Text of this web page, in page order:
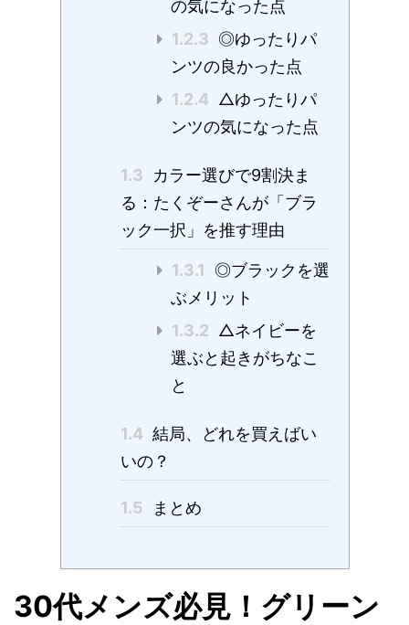
の気になった点
1.2.3 ◎ゆったりパ
ンツの良かった点
1.2.4 △ゆったりパ
ンツの気になった点
1.3
カラー選びで9割決ま
る：たくぞーさんが「ブラ
ック一択」を推す理由
1.3.1
◎ブラックを選
ぶメリット
1.3.2 △ネイビーを
選ぶと起きがちなこ
と
1.4 結局、どれを買えばい
いの？
1.5 まとめ
30代メンズ必見！グリーン